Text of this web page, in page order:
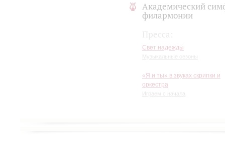
Академический
филармонии
Свет надежды
Музыкальные сезоны
«Я и ты» в звуках скрипки и
оркестра
Играем с начала